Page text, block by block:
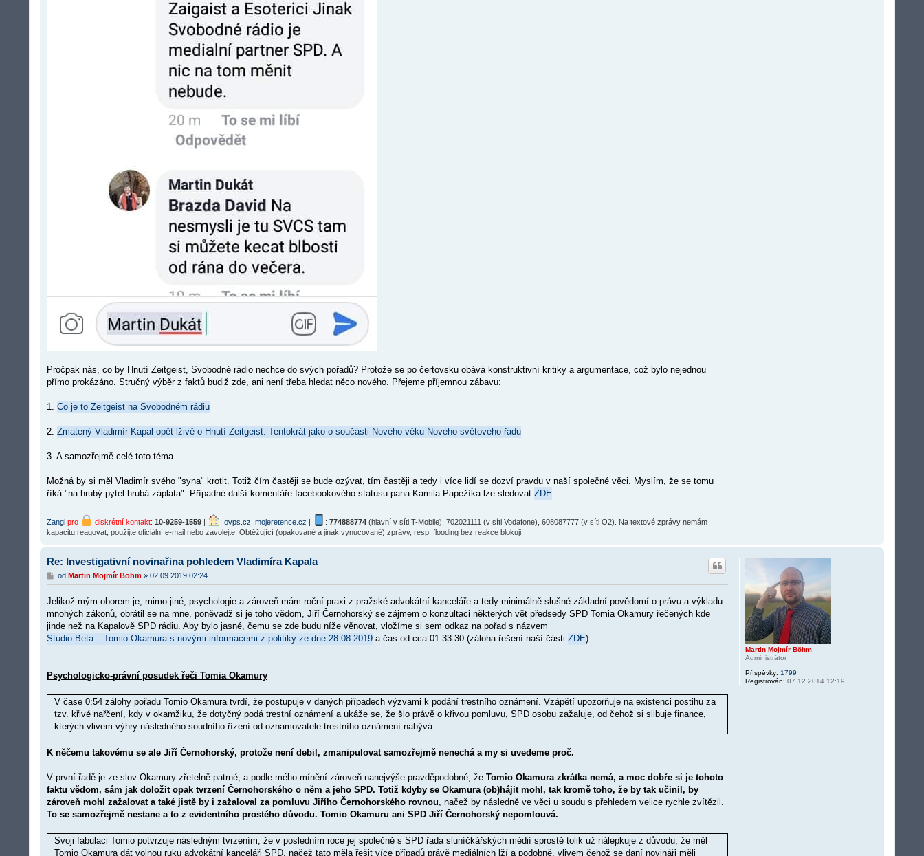
Pročpak nás, co by Hnutí Zeitgeist, Svobodné rádio nechce do svých pořadů? Protože se po čertovsku obává konstruktivní kritiky a argumentace, což bylo nejednou
přímo prokázáno. Stručný výběr z faktů budiž zde, ani není třeba hledat něco nového. Přejeme příjemnou zábavu:
1. Co je to Zeitgeist na Svobodném rádiu
2. Zmatený Vladimír Kapal opět lživě o Hnutí Zeitgeist. Tentokrát jako o součásti Nového věku Nového světového řádu
3. A samozřejmě celé toto téma.
Možná by si měl Vladimír svého "syna" krotit. Totiž čím častěji se bude ozývat, tím častěji a tedy i více lidí se dozví pravdu v naší společné věci. Myslím, že se tomu
říká "na hrubý pytel hrubá záplata". Případné další komentáře facebookového statusu pana Kamila Papežíka lze sledovat ZDE
Zangi pro diskrétní kontakt: 10-9259-1559 : ovps.cz, mojeretence.cz : 774888774 (hlavní v síti T-Mobile), 702021111 (v síti Vodafone), 608087777 (v síti O2). Na textové zprávy nemám
kapacitu reagovat, použijte oficiální e-mail nebo zavolejte. Obtěžující (opakované a jinak vynucované) zprávy, resp. flooding bez reakce blokuji.
Martin Mojmír Böhm
Administrátor
Příspěvky: 1799
Registrován: 07.12.2014 12:19
Re: Investigativní novinařina pohledem Vladimíra Kapala
P
ř
s
p
ě
v
e
od Martin Mojmír Böhm » 02.09.2019 02:24
Jelikož mým oborem je, mimo jiné, psychologie a zároveň mám roční praxi z pražské advokátní kanceláře a tedy minimálně slušné základní povědomí o právu a výkladu
mnohých zákonů, obrátil se na mne, poněvadž si je toho vědom, Jiří Černohorský se zájmem o konzultaci některých vět předsedy SPD Tomia Okamury řečených kde
jinde než na Kapalově SPD rádiu. Aby bylo jasné, čemu se zde budu níže věnovat, vložíme si sem odkaz na pořad s názvem
Studio Beta – Tomio Okamura s novými informacemi z politiky ze dne 28.08.2019 a čas od cca 01:33:30 (záloha řešení naší části ZDE).
Psychologicko-právní posudek řeči Tomia Okamury
V čase 0:54 zálohy pořadu Tomio Okamura tvrdí, že postupuje v daných případech výzvami k podání trestního oznámení. Vzápětí upozorňuje na existenci postihu za
tzv. křivé nařčení, kdy v okamžiku, že dotyčný podá trestní oznámení a ukáže se, že šlo právě o křivou pomluvu, SPD osobu zažaluje, od čehož si slibuje finance,
kterých vlivem výhry následného soudního řízení od oznamovatele trestního oznámení nabývá.
K něčemu takovému se ale Jiří Černohorský, protože není debil, zmanipulovat samozřejmě nenechá a my si uvedeme proč.
V první řadě je ze slov Okamury zřetelně patrné, a podle mého mínění zároveň nanejvýše pravděpodobné, že Tomio Okamura zkrátka nemá, a moc dobře si je tohoto
faktu vědom, sám jak doložit opak tvrzení Černohorského o něm a jeho SPD. Totiž kdyby se Okamura (ob)hájit mohl, tak kromě toho, že by tak učinil, by
zároveň mohl zažalovat a také jistě by i zažaloval za pomluvu Jiřího Černohorského rovnou , načež by následně ve věci u soudu s přehledem velice rychle zvítězil.
To se samozřejmě nestane a to z evidentního prostého důvodu. Tomio Okamuru ani SPD Jiří Černohorský nepomlouvá.
Svoji fabulaci Tomio potvrzuje následným tvrzením, že v posledním roce jej společně s SPD řada sluníčkářských médií sprostě tolik už nálepkuje z důvodu, že měl
Tomio Okamura dát volnou ruku advokátní kanceláři SPD, načež tato měla řešit více případů právě mediálních lží a podobně, vlivem čehož se daní novináři měli